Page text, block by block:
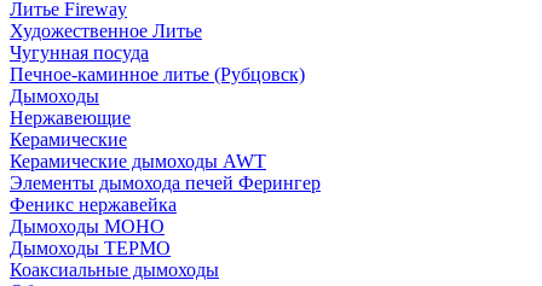
Литье Fireway
Художественное Литье
Чугунная посуда
Печное-каминное литье (Рубцовск)
Дымоходы
Нержавеющие
Керамические
Керамические дымоходы AWT
Элементы дымохода печей Ферингер
Феникс нержавейка
Дымоходы МОНО
Дымоходы ТЕРМО
Коаксиальные дымоходы